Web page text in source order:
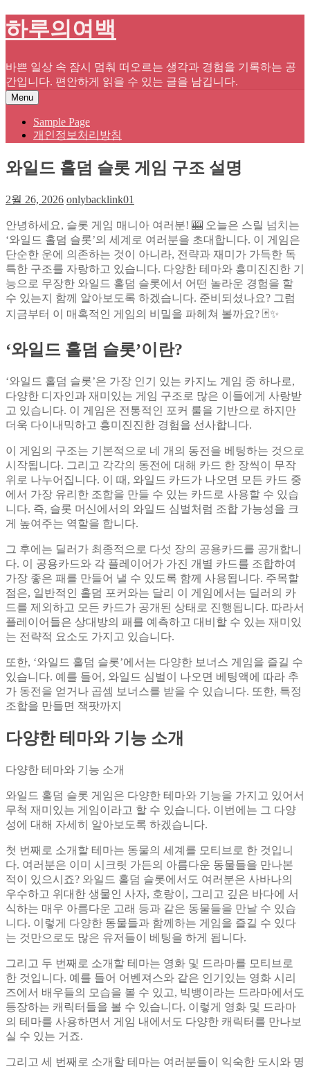
Skip
to
하루의여백
바쁜 일상 속 잠시 멈춰 떠오르는 생각과 경험을 기록하는 공
간입니다. 편안하게 읽을 수 있는 글을 남깁니다.
Menu
Sample Page
개인정보처리방침
와일드 홀덤 슬롯 게임 구조 설명
2월 26, 2026 onlybacklink01
안녕하세요, 슬롯 게임 매니아 여러분! 🎰 오늘은 스릴 넘치는
‘와일드 홀덤 슬롯’의 세계로 여러분을 초대합니다. 이 게임은
단순한 운에 의존하는 것이 아니라, 전략과 재미가 가득한 독
특한 구조를 자랑하고 있습니다. 다양한 테마와 흥미진진한 기
능으로 무장한 와일드 홀덤 슬롯에서 어떤 놀라운 경험을 할
수 있는지 함께 알아보도록 하겠습니다. 준비되셨나요? 그럼
지금부터 이 매혹적인 게임의 비밀을 파헤쳐 볼까요? 🃏✨
‘와일드 홀덤 슬롯’이란?
‘와일드 홀덤 슬롯’은 가장 인기 있는 카지노 게임 중 하나로,
다양한 디자인과 재미있는 게임 구조로 많은 이들에게 사랑받
고 있습니다. 이 게임은 전통적인 포커 룰을 기반으로 하지만
더욱 다이내믹하고 흥미진진한 경험을 선사합니다.
이 게임의 구조는 기본적으로 네 개의 동전을 베팅하는 것으로
시작됩니다. 그리고 각각의 동전에 대해 카드 한 장씩이 무작
위로 나누어집니다. 이 때, 와일드 카드가 나오면 모든 카드 중
에서 가장 유리한 조합을 만들 수 있는 카드로 사용할 수 있습
니다. 즉, 슬롯 머신에서의 와일드 심벌처럼 조합 가능성을 크
게 높여주는 역할을 합니다.
그 후에는 딜러가 최종적으로 다섯 장의 공용카드를 공개합니
다. 이 공용카드와 각 플레이어가 가진 개별 카드를 조합하여
가장 좋은 패를 만들어 낼 수 있도록 함께 사용됩니다. 주목할
점은, 일반적인 홀덤 포커와는 달리 이 게임에서는 딜러의 카
드를 제외하고 모든 카드가 공개된 상태로 진행됩니다. 따라서
플레이어들은 상대방의 패를 예측하고 대비할 수 있는 재미있
는 전략적 요소도 가지고 있습니다.
또한, ‘와일드 홀덤 슬롯’에서는 다양한 보너스 게임을 즐길 수
있습니다. 예를 들어, 와일드 심벌이 나오면 베팅액에 따라 추
가 동전을 얻거나 곱셈 보너스를 받을 수 있습니다. 또한, 특정
조합을 만들면 잭팟까지
다양한 테마와 기능 소개
다양한 테마와 기능 소개
와일드 홀덤 슬롯 게임은 다양한 테마와 기능을 가지고 있어서
무척 재미있는 게임이라고 할 수 있습니다. 이번에는 그 다양
성에 대해 자세히 알아보도록 하겠습니다.
첫 번째로 소개할 테마는 동물의 세계를 모티브로 한 것입니
다. 여러분은 이미 시크릿 가든의 아름다운 동물들을 만나본
적이 있으시죠? 와일드 홀덤 슬롯에서도 여러분은 사바나의
우수하고 위대한 생물인 사자, 호랑이, 그리고 깊은 바다에 서
식하는 매우 아름다운 고래 등과 같은 동물들을 만날 수 있습
니다. 이렇게 다양한 동물들과 함께하는 게임을 즐길 수 있다
는 것만으로도 많은 유저들이 베팅을 하게 됩니다.
그리고 두 번째로 소개할 테마는 영화 및 드라마를 모티브로
한 것입니다. 예를 들어 어벤져스와 같은 인기있는 영화 시리
즈에서 배우들의 모습을 볼 수 있고, 빅뱅이라는 드라마에서도
등장하는 캐릭터들을 볼 수 있습니다. 이렇게 영화 및 드라마
의 테마를 사용하면서 게임 내에서도 다양한 캐릭터를 만나보
실 수 있는 거죠.
그리고 세 번째로 소개할 테마는 여러분들이 익숙한 도시와 명